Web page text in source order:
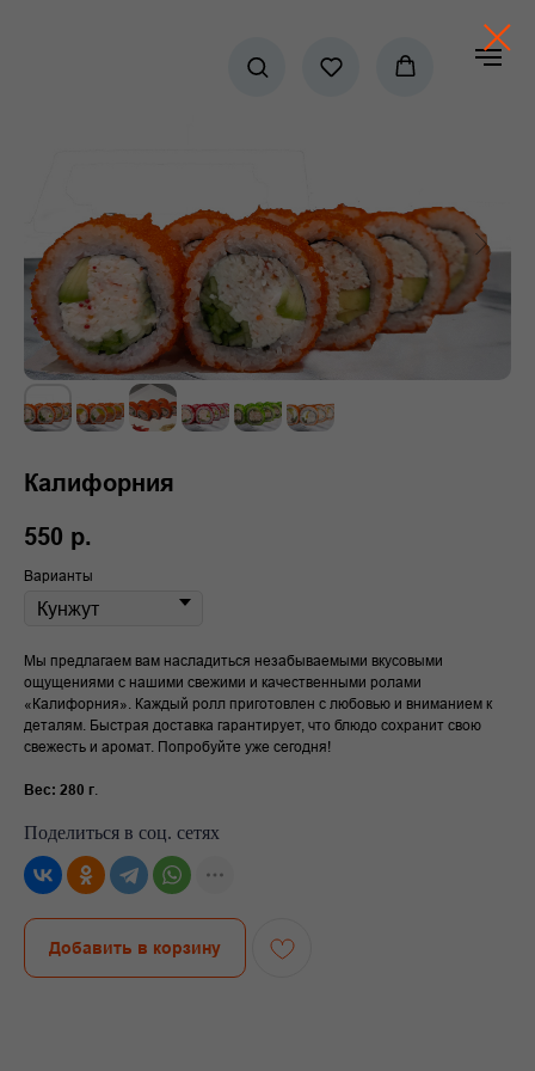
Калифорния
550 р.
Варианты
Мы предлагаем вам насладиться незабываемыми вкусовыми
ощущениями с нашими свежими и качественными ролами
«Калифорния». Каждый ролл приготовлен с любовью и вниманием к
деталям. Быстрая доставка гарантирует, что блюдо сохранит свою
свежесть и аромат. Попробуйте уже сегодня!
Вес: 280 г.
Поделиться в соц. сетях
Добавить в корзину